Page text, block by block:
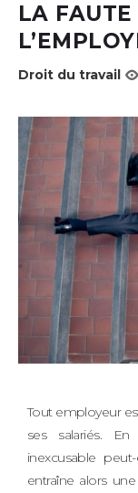
LA
Droit du travail
Tout employeur
ses salariés.
inexcusable
entraîne alors